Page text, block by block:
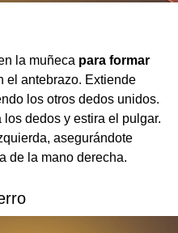
la muñeca para formar
el antebrazo. Extiende
los otros dedos unidos.
dedos y estira el pulgar.
asegurándote
de la mano derecha.